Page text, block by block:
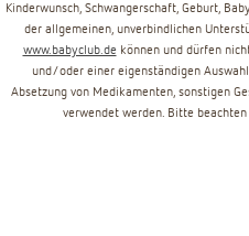
Kinderwunsch, Schwangerschaft, Geburt,
der allgemeinen, unverbindlichen
www.babyclub.de können und dürfen
und/oder einer eigenständigen
Absetzung von Medikamenten, sonstigen
verwendet werden. Bitte beachten